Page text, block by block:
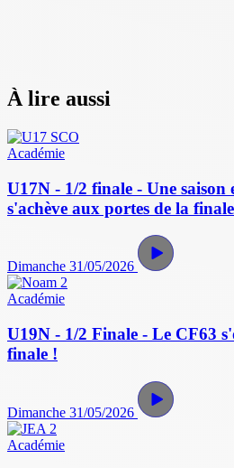
À lire aussi
Académie
U17N - 1/2 finale - Une saison
s'achève aux portes de la
Dimanche 31/05/2026
Académie
U19N - 1/2 Finale - Le CF63
finale !
Dimanche 31/05/2026
Académie